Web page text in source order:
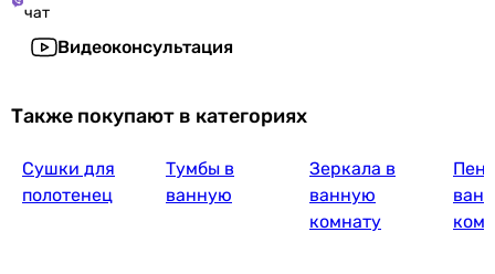
чат
Видеоконсультация
Также покупают в категориях
Сушки для
полотенец
Тумбы в
ванную
Зеркала в
ванную
комнату